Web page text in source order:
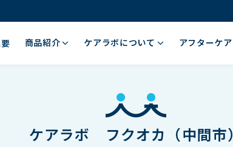
商品紹介 ケアラボについて アフターケア
ケアラボ フクオカ（中間市）